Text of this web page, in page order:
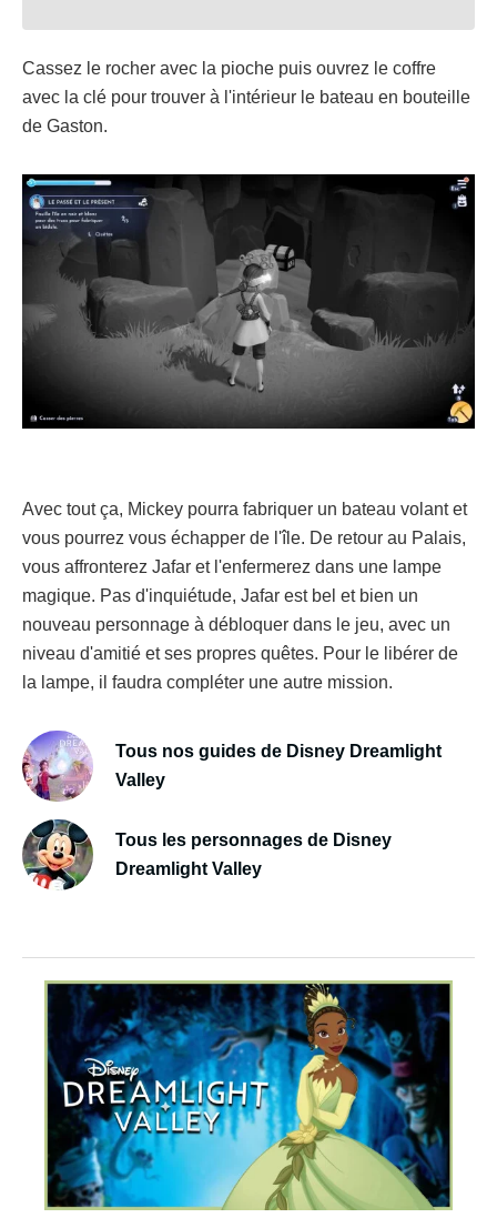
Cassez le rocher avec la pioche puis ouvrez le coffre
avec la clé pour trouver à l'intérieur le bateau en bouteille
de Gaston.
Avec tout ça, Mickey pourra fabriquer un bateau volant et
vous pourrez vous échapper de l'île. De retour au Palais,
vous affronterez Jafar et l'enfermerez dans une lampe
magique. Pas d'inquiétude, Jafar est bel et bien un
nouveau personnage à débloquer dans le jeu, avec un
niveau d'amitié et ses propres quêtes. Pour le libérer de
la lampe, il faudra compléter une autre mission.
Tous nos guides de Disney Dreamlight
Valley
Tous les personnages de Disney
Dreamlight Valley